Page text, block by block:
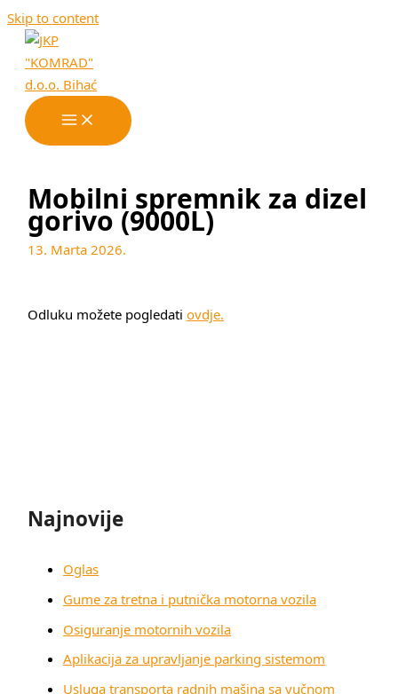
Skip to content
Mobilni spremnik za dizel
gorivo (9000L)
13. Marta 2026.
Odluku možete pogledatiovdje.
Najnovije
Oglas
Gume za tretna i putnička motorna vozila
Osiguranje motornih vozila
Aplikacija za upravljanje parking sistemom
Usluga transporta radnih mašina sa vučnom